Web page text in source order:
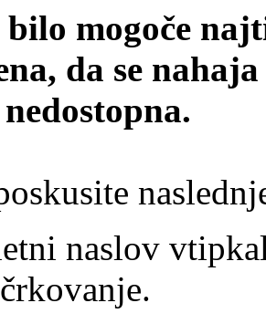
mogoče
da se
naslov